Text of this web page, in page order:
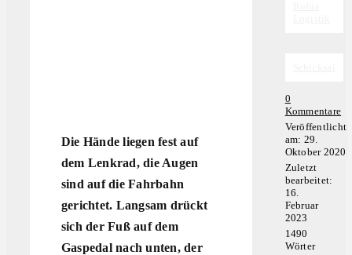
Die Hände liegen fest auf
dem Lenkrad, die Augen
sind auf die Fahrbahn
gerichtet. Langsam drückt
sich der Fuß auf dem
Gaspedal nach unten, der
0
Kommentareon
Veröffentlicht
am: 29.
Oktober 2020
Zuletzt
bearbeitet:
16.
Februar
2023
1490
Wörter